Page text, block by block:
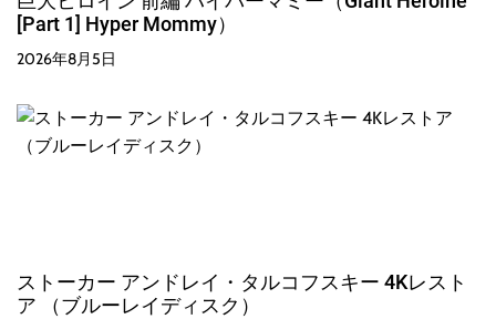
[Part 1] Hyper Mommy）
2026年8月5日
ストーカー アンドレイ・タルコフスキー 4Kレスト
ア （ブルーレイディスク）